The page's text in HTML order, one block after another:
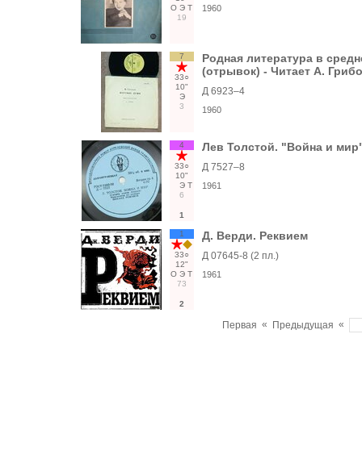
О Э Т
19
1960
7
33○
10"
Э
3
Родная литература в
(отрывок) - Читает А.
Д 6923–4
1960
4
33○
10"
Э Т
6
1
Лев Толстой. "Война и
Д 7527–8
1961
1
33○
12"
О Э Т
73
2
Д. Верди. Реквием
Д 07645-8 (2 пл.)
1961
Первая « Предыдущая «